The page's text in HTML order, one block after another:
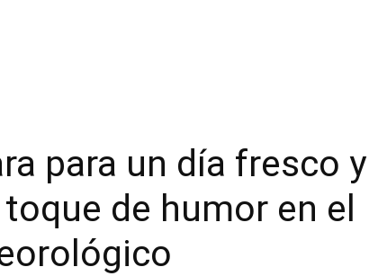
para un día fresco y
de humor en el